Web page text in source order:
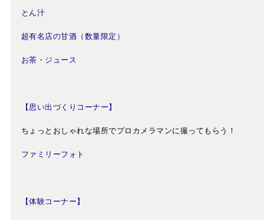
とん汁
超有名店の甘酒（数量限定）
お茶・ジュース
【思い出づくりコーナー】
ちょっとおしゃれな場所でプロカメラマンに撮ってもらう！
ファミリーフォト
【体験コーナー】